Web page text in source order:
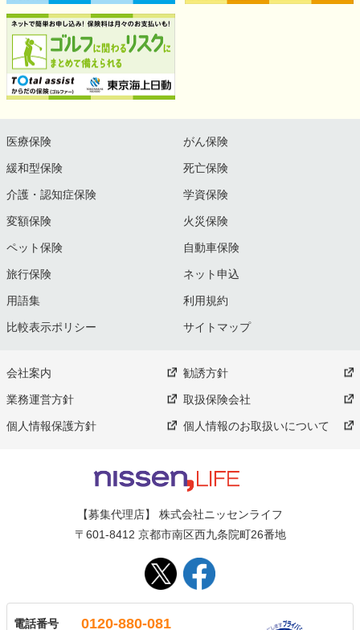
医療保険 がん保険
緩和型保険 死亡保険
介護・認知症保険 学資保険
変額保険 火災保険
ペット保険 自動車保険
旅行保険 ネット申込
用語集 利用規約
比較表示ポリシー サイトマップ
会社案内 勧誘方針
業務運営方針 取扱保険会社
個人情報保護方針 個人情報のお取扱いについて
【募集代理店】 株式会社ニッセンライフ
〒601-8412 京都市南区西九条院町26番地
電話番号 0120-880-081